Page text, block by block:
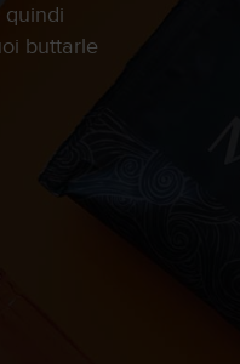
quindi
buttarle